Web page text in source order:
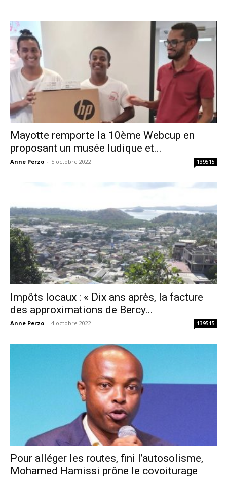
Mayotte remporte la 10ème Webcup en
proposant un musée ludique et...
Anne Perzo - 5 octobre 2022 139515
Impôts locaux : « Dix ans après, la facture
des approximations de Bercy...
Anne Perzo - 4 octobre 2022 139515
Pour alléger les routes, fini l’autosolisme,
Mohamed Hamissi prône le covoiturage